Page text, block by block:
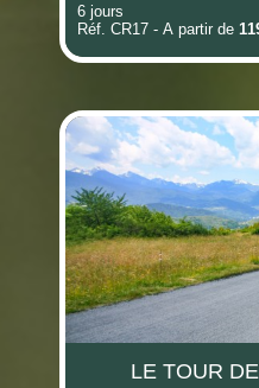
6 jours
Réf. CR17 - A partir de
LE TOUR